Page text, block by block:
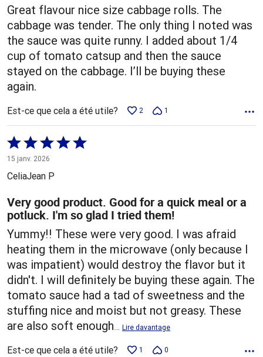
Great flavour nice size cabbage rolls. The
cabbage was tender. The only thing I noted was
the sauce was quite runny. I added about 1/4
cup of tomato catsup and then the sauce
stayed on the cabbage. I’ll be buying these
again.
Est-ce que cela a été utile? 2 1
Coté
5 sur
5
15 janv. 2026
CeliaJean P
Very good product. Good for a quick meal or a
potluck. I'm so glad I tried them!
Yummy!! These were very good. I was afraid
heating them in the microwave (only because I
was impatient) would destroy the flavor but it
didn't. I will definitely be buying these again. The
tomato sauce had a tad of sweetness and the
stuffing nice and moist but not greasy. These
are also soft enough… Lire davantage
Est-ce que cela a été utile? 1 0